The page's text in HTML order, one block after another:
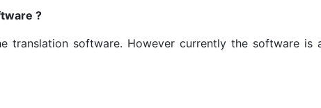
?
software. However currently the software is